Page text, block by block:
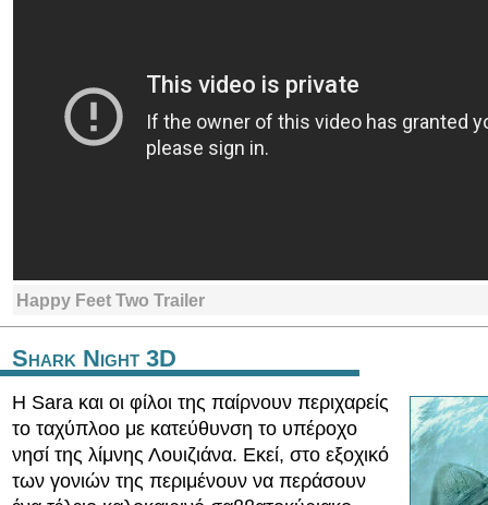
Happy Feet Two Trailer
Shark Night 3D
Η Sara και οι φίλοι της παίρνουν περιχαρείς
το ταχύπλοο με κατεύθυνση το υπέροχο
νησί της λίμνης Λουιζιάνα. Εκεί, στο εξοχικό
των γονιών της περιμένουν να περάσουν